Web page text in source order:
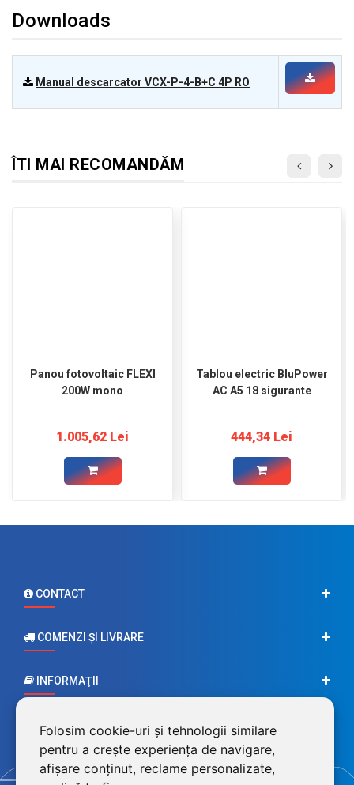
Folosim cookie-uri și tehnologii similare
pentru a crește experiența de navigare,
afișare conținut, reclame personalizate,
Downloads
Manual descarcator VCX-P-4-B+C 4P RO
ÎTI MAI RECOMANDĂM
Panou fotovoltaic FLEXI
200W mono
1.005,62 Lei
Tablou electric BluPower
AC A5 18 sigurante
444,34 Lei
CONTACT
COMENZI ŞI LIVRARE
INFORMAŢII
CONTUL MEU